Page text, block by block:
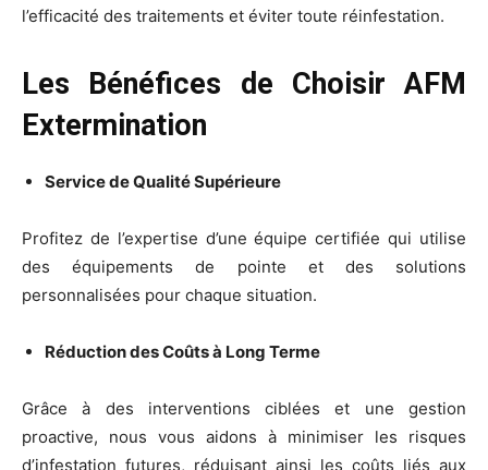
l’efficacité des traitements et éviter toute réinfestation.
Les Bénéfices de Choisir AFM
Extermination
Service de Qualité Supérieure
Profitez de l’expertise d’une équipe certifiée qui utilise
des équipements de pointe et des solutions
personnalisées pour chaque situation.
Réduction des Coûts à Long Terme
Grâce à des interventions ciblées et une gestion
proactive, nous vous aidons à minimiser les risques
d’infestation futures, réduisant ainsi les coûts liés aux